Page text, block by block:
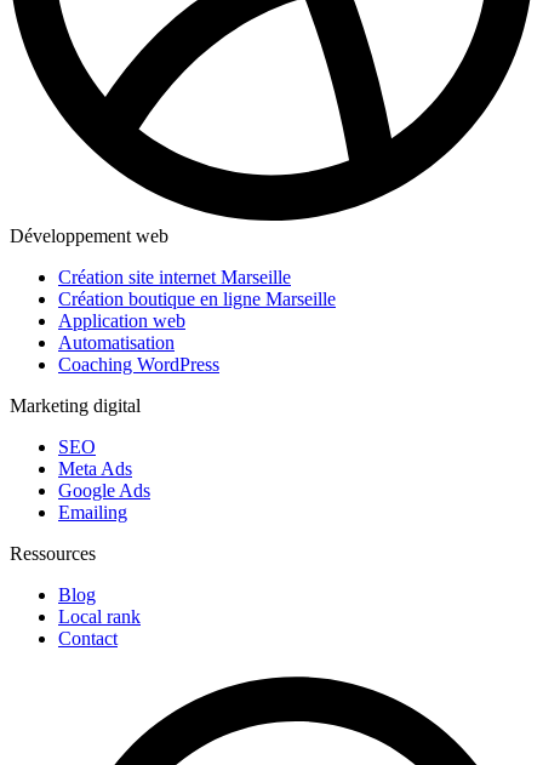
Développement web
Création site internet Marseille
Création boutique en ligne Marseille
Application web
Automatisation
Coaching WordPress
Marketing digital
SEO
Meta Ads
Google Ads
Emailing
Ressources
Blog
Local rank
Contact